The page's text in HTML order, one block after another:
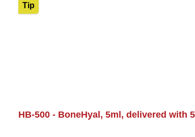
Tip
HB-500 - BoneHyal, 5ml, delivered